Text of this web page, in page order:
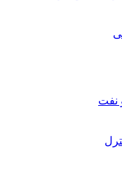
نفت